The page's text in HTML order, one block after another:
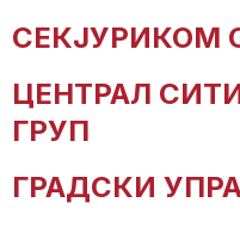
СЕКЈУРИКОМ
ЦЕНТРАЛ
ГРУП
ГРАДСКИ